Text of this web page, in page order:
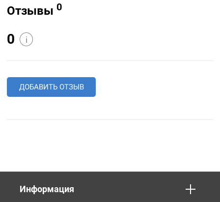
Отзывы 0
0 i
ДОБАВИТЬ ОТЗЫВ
Информация